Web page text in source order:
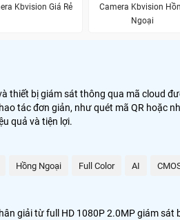
Kbvision Giá Rẻ
Camera Kbvision
Ngoại
thiết bị giám sát thông qua mã cloud
tác đơn giản, như quét mã QR hoặc
quả và tiện lợi.
Hồng Ngoại Full Color AI
giải từ full HD 1080P 2.0MP giám